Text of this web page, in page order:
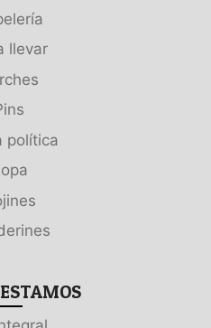
llevar
política